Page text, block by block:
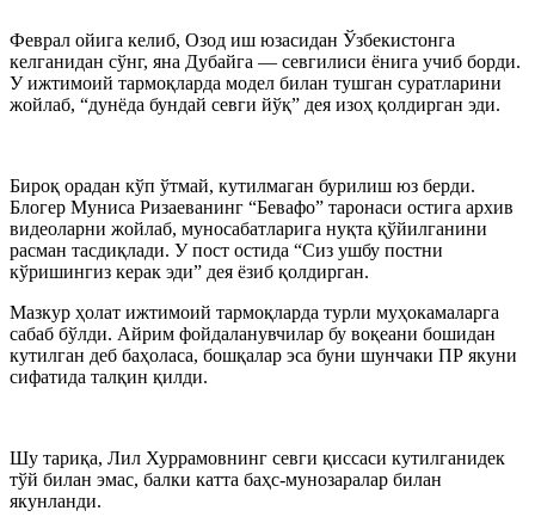
Феврал ойига келиб, Озод иш юзасидан Ўзбекистонга
келганидан сўнг, яна Дубайга — севгилиси ёнига учиб борди.
У ижтимоий тармоқларда модел билан тушган суратларини
жойлаб, “дунёда бундай севги йўқ” дея изоҳ қолдирган эди.
Бироқ орадан кўп ўтмай, кутилмаган бурилиш юз берди.
Блогер Муниса Ризаеванинг “Бевафо” таронаси остига архив
видеоларни жойлаб, муносабатларига нуқта қўйилганини
расман тасдиқлади. У пост остида “Сиз ушбу постни
кўришингиз керак эди” дея ёзиб қолдирган.
Мазкур ҳолат ижтимоий тармоқларда турли муҳокамаларга
сабаб бўлди. Айрим фойдаланувчилар бу воқеани бошидан
кутилган деб баҳоласа, бошқалар эса буни шунчаки ПР якуни
сифатида талқин қилди.
Шу тариқа, Лил Хуррамовнинг севги қиссаси кутилганидек
тўй билан эмас, балки катта баҳс-мунозаралар билан
якунланди.